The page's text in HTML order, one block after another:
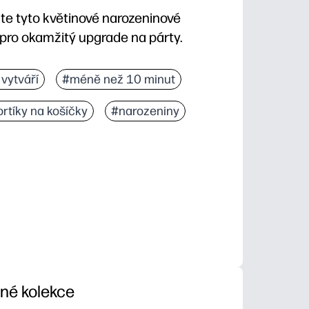
tyto květinové narozeninové
okamžitý upgrade na párty.
- tiskněte doma, stříhejte a připevněte k párátkům
je váš dezertní stůl připraven na fotografie a
košíčky, sušenky, ovocné šálky nebo použijte
- dotiskněte kdykoli pro doplnění na
#méně než 10 minut
na košíčky #narozeniny
kolekce